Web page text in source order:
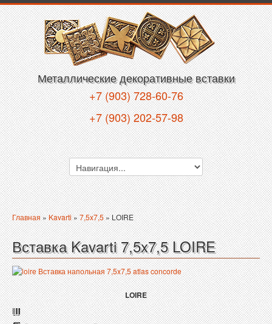
Металлические декоративные вставки
+7 (903) 728-60-76
+7 (903) 202-57-98
Главная»Kavarti»7,5x7,5» LOIRE
Вставка Kavarti 7,5x7,5 LOIRE
LOIRE